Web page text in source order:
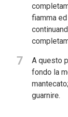
fiamma
7
A questo
fondo la
guarnire.